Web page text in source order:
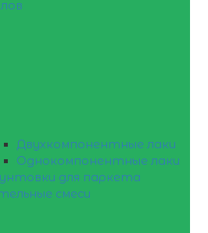
Двухкомпонентные лаки
Однокомпонентные лаки
для паркета
смеси